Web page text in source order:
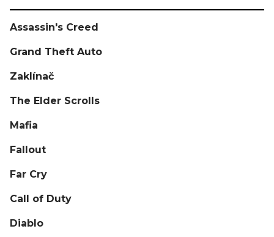
Assassin's Creed
Grand Theft Auto
Zaklínač
The Elder Scrolls
Mafia
Fallout
Far Cry
Call of Duty
Diablo